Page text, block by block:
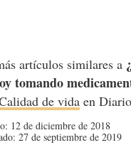
artículos similares a
tomando
de vidaen
12 de diciembre de 2018
27 de septiembre de 2019